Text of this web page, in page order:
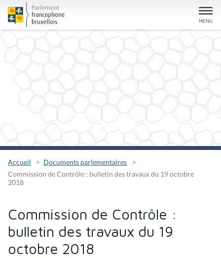
Accueil
Documents parlementaires
Commission de Contrôle : bulletin des travaux du 19 octobre
2018
Commission de Contrôle :
bulletin des travaux du 19
octobre 2018